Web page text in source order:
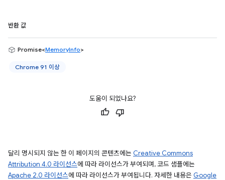
반환 값
Promise<MemoryInfo>
Chrome 91 이상
도움이 되었나요?
달리 명시되지 않는 한 이 페이지의 콘텐츠에는 Creative Commons
Attribution 4.0 라이선스에 따라 라이선스가 부여되며, 코드 샘플에는
Apache 2.0 라이선스에 따라 라이선스가 부여됩니다. 자세한 내용은 Google